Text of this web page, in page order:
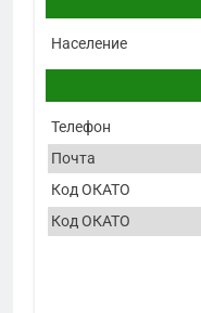
Население
Телефон
Почта
Код ОКАТО
Код ОКАТО